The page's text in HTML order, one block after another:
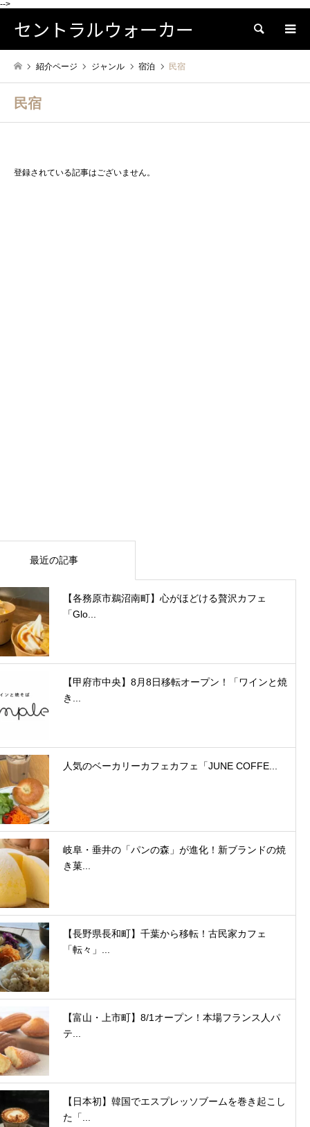
-->
セントラルウォーカー 検索
紹介ページ ジャンル 宿泊 民宿
民宿
登録されている記事はございません。
最近の記事
【各務原市鵜沼南町】心がほどける贅沢カフェ
「Glo...
【甲府市中央】8月8日移転オープン！「ワインと焼
き...
人気のベーカリーカフェカフェ「JUNE COFFE...
岐阜・垂井の「パンの森」が進化！新ブランドの焼
き菓...
【長野県長和町】千葉から移転！古民家カフェ
「転々」...
【富山・上市町】8/1オープン！本場フランス人パ
テ...
【日本初】韓国でエスプレッソブームを巻き起こし
た「...